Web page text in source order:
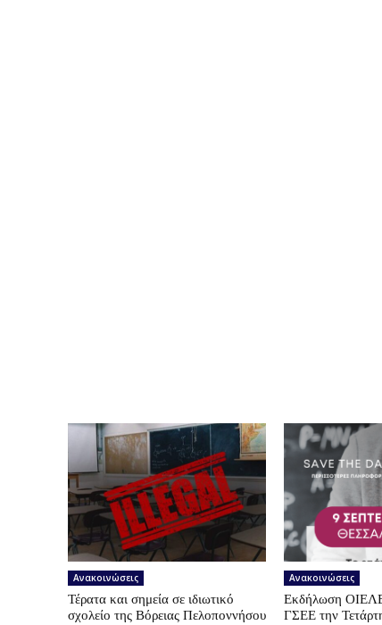
Ανακοινώσεις
Τέρατα και σημεία σε ιδιωτικό
σχολείο της Βόρειας Πελοποννήσου
Ανακοινώσεις
Εκδήλωση
ΓΣΕΕ την